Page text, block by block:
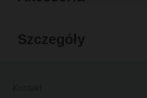
Szczegóły